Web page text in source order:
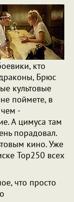
кто
Брюс
культовые
поймете, в
-
А цимуса там
порадовал.
кино. Уже
Top250 всех
что просто